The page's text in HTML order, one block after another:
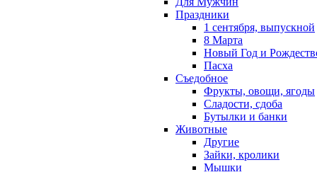
Праздники
1 сентября, выпускной
8 Марта
Новый Год и
Пасха
Съедобное
Фрукты, овощи, ягоды
Сладости, сдоба
Бутылки и банки
Животные
Другие
Зайки, кролики
Мышки